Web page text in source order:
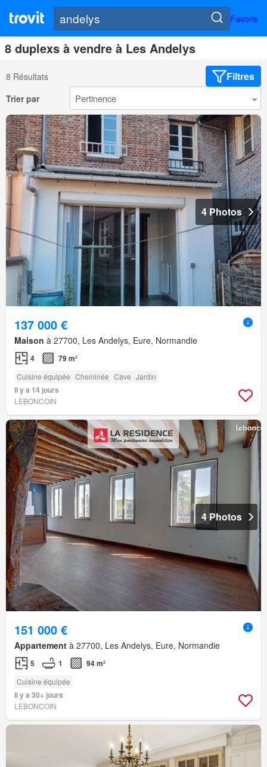
Favoris
8 duplexs à vendre à Les Andelys
8 Résultats Filtres
Trier par
4 Photos
137 000 €
Maison à 27700, Les Andelys, Eure, Normandie
4 79 m²
Cuisine équipée Cheminée Cave Jardin
Il y a 14 jours
LEBONCOIN
4 Photos
151 000 €
Appartement à 27700, Les Andelys, Eure, Normandie
5 1 94 m²
Cuisine équipée
Il y a 30+ jours
LEBONCOIN